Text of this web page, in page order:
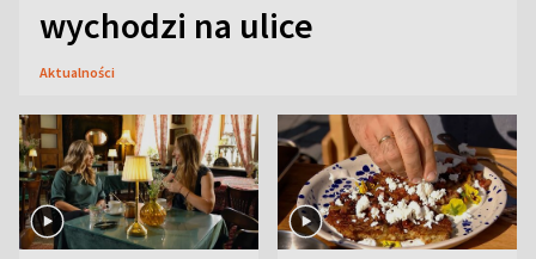
wychodzi na ulice
Aktualności